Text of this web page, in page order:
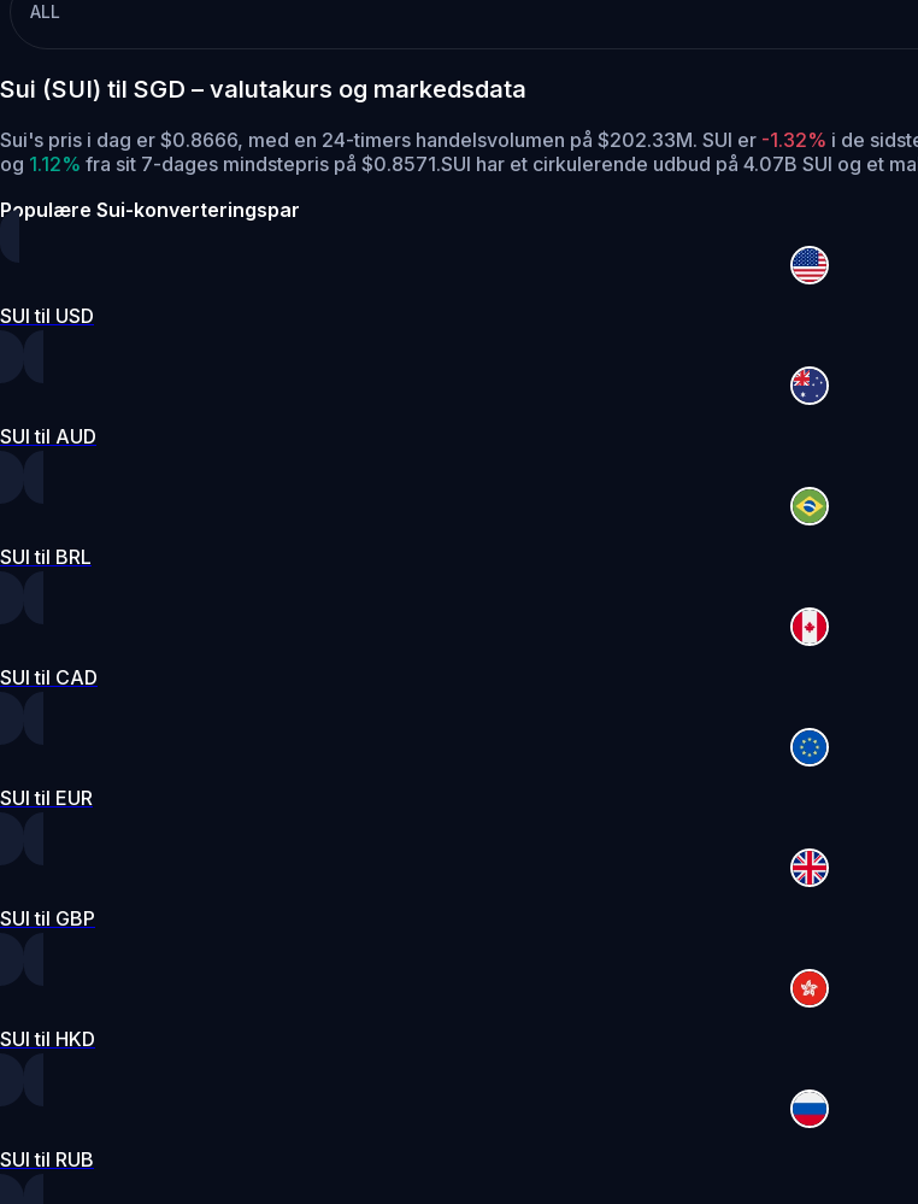
ALL
Sui (SUI) til SGD – valutakurs og markedsdata
Sui's pris i dag er $0.8666, med en 24-timers handelsvolumen på $202.33M. SUI er -1.32% i de
og 1.12% fra sit 7-dages mindstepris på $0.8571.SUI har et cirkulerende udbud på 4.07B SUI og et
Populære Sui-konverteringspar
SUI til USD
SUI til AUD
SUI til BRL
SUI til CAD
SUI til EUR
SUI til GBP
SUI til HKD
SUI til RUB